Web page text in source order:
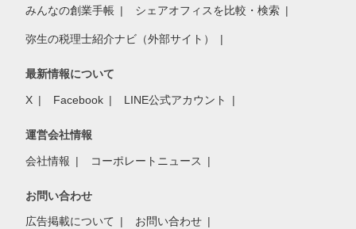
みんなの創業手帳 シェアオフィスを比較・検索
弥生の税理士紹介ナビ（外部サイト）
最新情報について
X Facebook LINE公式アカウント
運営会社情報
会社情報 コーポレートニュース
お問い合わせ
広告掲載について お問い合わせ